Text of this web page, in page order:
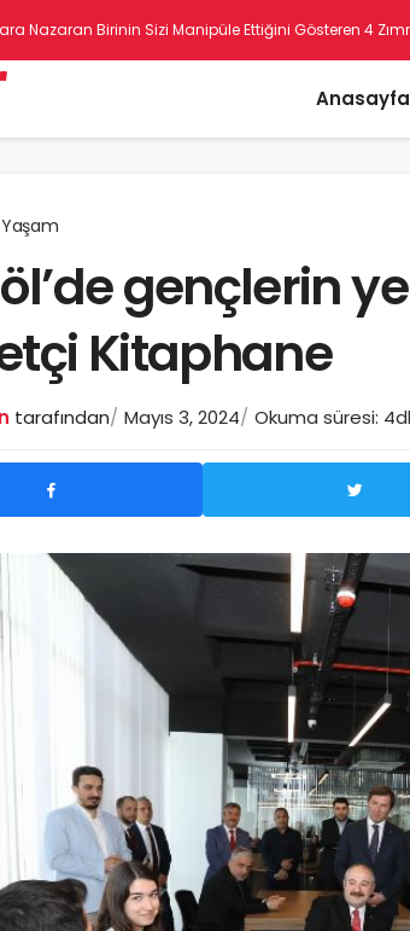
Robotlar G
Anasayfa
Yaşam
gençlerin
Kitaphane
tarafından Mayıs 3, 2024 Okuma süresi: